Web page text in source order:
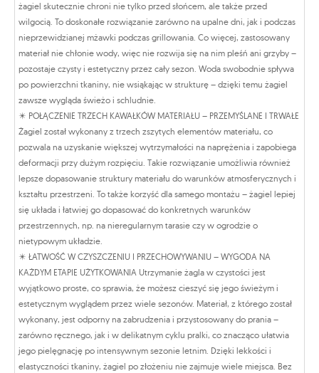
żagiel skutecznie chroni nie tylko przed słońcem, ale także przed
wilgocią. To doskonałe rozwiązanie zarówno na upalne dni, jak i podczas
nieprzewidzianej mżawki podczas grillowania. Co więcej, zastosowany
materiał nie chłonie wody, więc nie rozwija się na nim pleśń ani grzyby –
pozostaje czysty i estetyczny przez cały sezon. Woda swobodnie spływa
po powierzchni tkaniny, nie wsiąkając w strukturę – dzięki temu żagiel
zawsze wygląda świeżo i schludnie.
✴️ POŁĄCZENIE TRZECH KAWAŁKÓW MATERIAŁU – PRZEMYŚLANE I TRWAŁE
Żagiel został wykonany z trzech zszytych elementów materiału, co
pozwala na uzyskanie większej wytrzymałości na naprężenia i zapobiega
deformacji przy dużym rozpięciu. Takie rozwiązanie umożliwia również
lepsze dopasowanie struktury materiału do warunków atmosferycznych i
kształtu przestrzeni. To także korzyść dla samego montażu – żagiel lepiej
się układa i łatwiej go dopasować do konkretnych warunków
przestrzennych, np. na nieregularnym tarasie czy w ogrodzie o
nietypowym układzie.
✴️ ŁATWOŚĆ W CZYSZCZENIU I PRZECHOWYWANIU – WYGODA NA
KAŻDYM ETAPIE UŻYTKOWANIA Utrzymanie żagla w czystości jest
wyjątkowo proste, co sprawia, że możesz cieszyć się jego świeżym i
estetycznym wyglądem przez wiele sezonów. Materiał, z którego został
wykonany, jest odporny na zabrudzenia i przystosowany do prania –
zarówno ręcznego, jak i w delikatnym cyklu pralki, co znacząco ułatwia
jego pielęgnację po intensywnym sezonie letnim. Dzięki lekkości i
elastyczności tkaniny, żagiel po złożeniu nie zajmuje wiele miejsca. Bez